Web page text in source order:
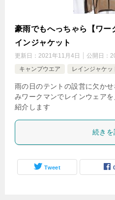
豪雨でもへっちゃら【ワー
インジャケット
更新日： 2021年11月4日 公開日：
キャンプウエア
レインジャケッ
雨の日のテントの設営に欠か
みワークマンでレインウェア
紹介します
続き
Tweet